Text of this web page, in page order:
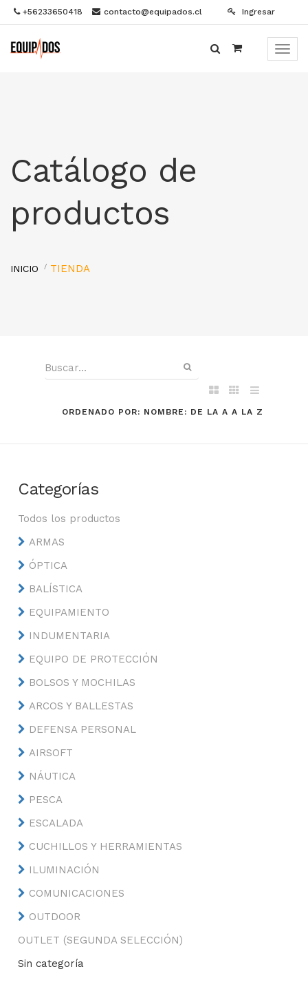
+56233650418 contacto@equipados.cl Ingresar
Menú
Catálogo de
productos
INICIO TIENDA
ORDENADO POR: NOMBRE: DE LA A A LA Z
Categorías
Todos los productos
ARMAS
ÓPTICA
BALÍSTICA
EQUIPAMIENTO
INDUMENTARIA
EQUIPO DE PROTECCIÓN
BOLSOS Y MOCHILAS
ARCOS Y BALLESTAS
DEFENSA PERSONAL
AIRSOFT
NÁUTICA
PESCA
ESCALADA
CUCHILLOS Y HERRAMIENTAS
ILUMINACIÓN
COMUNICACIONES
OUTDOOR
OUTLET (SEGUNDA SELECCIÓN)
Sin categoría